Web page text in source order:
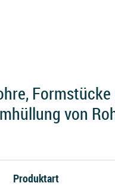
von
Produktart